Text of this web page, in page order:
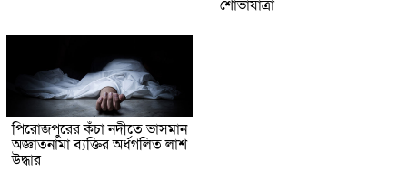
শোভাযাত্রা
পিরোজপুরের কঁচা নদীতে ভাসমান
অজ্ঞাতনামা ব্যক্তির অর্ধগলিত লাশ
উদ্ধার